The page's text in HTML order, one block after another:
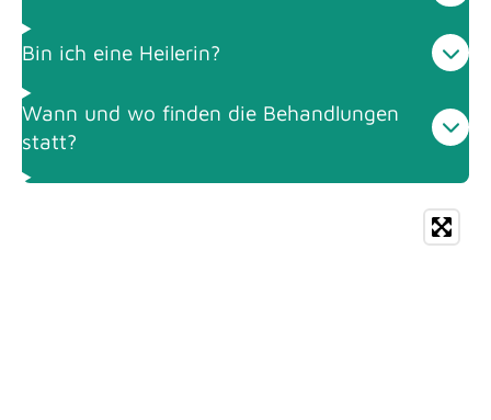
Bin ich eine Heilerin?
Wann und wo finden die Behandlungen
statt?